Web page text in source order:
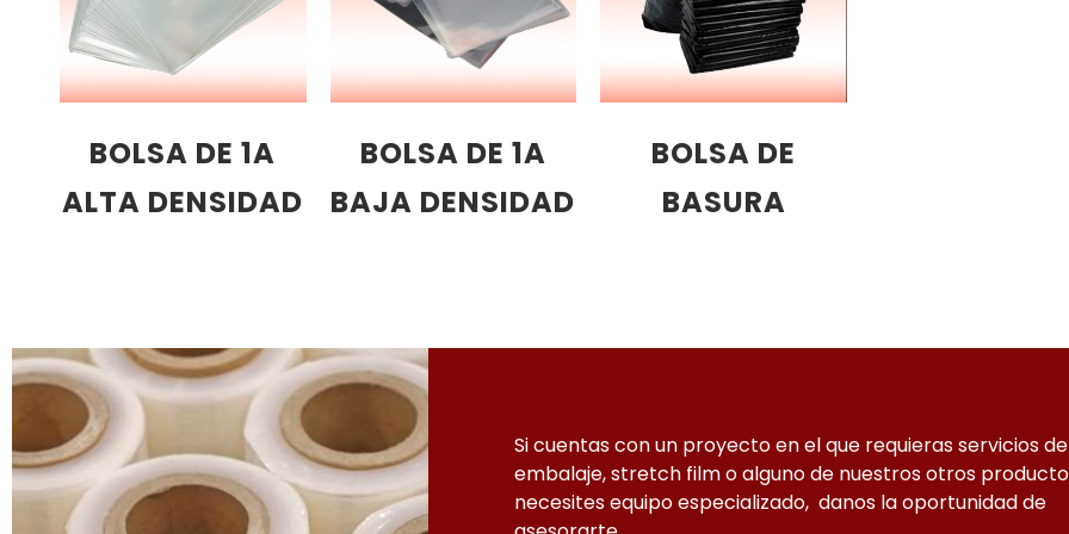
BOLSA DE 1A
ALTA DENSIDAD
BOLSA DE 1A
BAJA DENSIDAD
BOLSA DE
BASURA
Si cuentas con un proyecto en el que requieras servicios de
embalaje, stretch film o alguno de nuestros otros
necesites equipo especializado, danos la oportunidad de